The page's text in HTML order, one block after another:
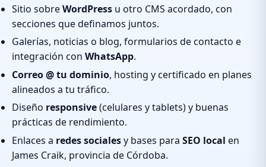
Sitio sobreWordPress u otro CMS acordado, con
secciones que definamos juntos.
Galerías, noticias o blog, formularios de contacto e
integración con WhatsApp.
Correo @ tu dominio, hosting y certificado en planes
alineados a tu tráfico.
Diseño responsive(celulares y tablets) y buenas
prácticas de rendimiento.
Enlaces a redes socialesy bases para SEO local en
James Craik, provincia de Córdoba.